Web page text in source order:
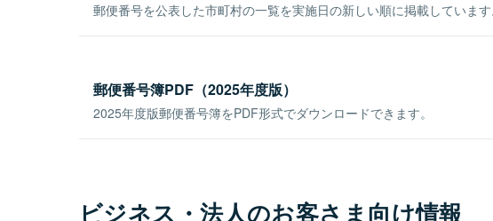
郵便番号を公表した市町村の一覧を実施日の新しい順に掲載しています
郵便番号簿PDF（2025年度版）
2025年度版郵便番号簿をPDF形式でダウンロードできます。
ビジネス・法人のお客さま向け情報